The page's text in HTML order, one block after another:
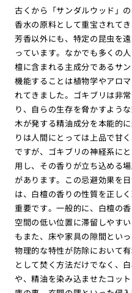
古くから「サンダルウッド」
香水の原料として重宝されて
芳香以外にも、特定の昆虫を
っています。なかでも多くの
檀に含まれる主成分であるサ
機能することは植物学やアロ
れてきました。ゴキブリは非
り、自らの生存を脅かすよう
木が発する精油成分を本能的
りは人間にとっては上品で甘
ですが、ゴキブリの神経系に
用し、その香りが立ち込める
があります。この忌避効果を
は、白檀の香りの性質を正し
重要です。一般的に、白檀の
空間の低い位置に滞留しやす
もまた、床や家具の隙間とい
物理的な特性が防除において
として焚く方法だけでなく、
や、精油を染み込ませたコッ